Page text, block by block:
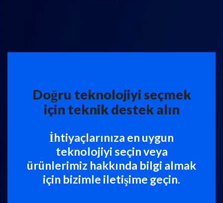
Doğru teknolojiyi seçmek
için teknik destek alın
İhtiyaçlarınıza en uygun
teknolojiyi seçin veya
ürünlerimiz hakkında bilgi almak
için bizimle iletişime geçin.